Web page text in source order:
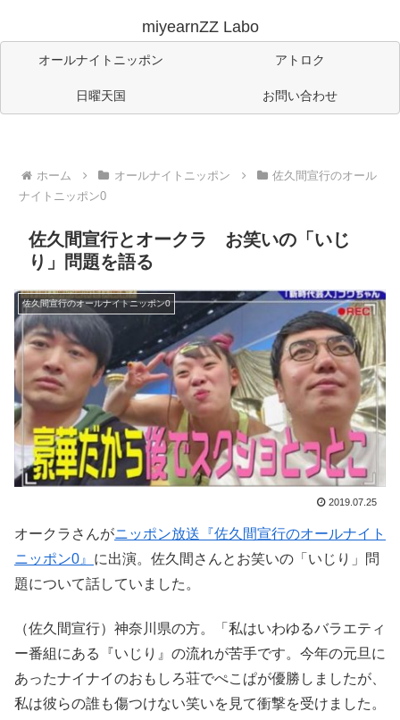
miyearnZZ Labo
オールナイトニッポン アトロク
日曜天国 お問い合わせ
ホーム オールナイトニッポン
佐久間宣行のオール
ナイトニッポン0
佐久間宣行とオークラ お笑いの「いじ
り」問題を語る
佐久間宣行のオールナイトニッポン0
2019.07.25
オークラさんがニッポン放送『佐久間宣行のオールナイト
ニッポン0』 に出演。佐久間さんとお笑いの「いじり」問
題について話していました。
（佐久間宣行）神奈川県の方。「私はいわゆるバラエティ
ー番組にある『いじり』の流れが苦手です。今年の元旦に
あったナイナイのおもしろ荘でぺこぱが優勝しましたが、
私は彼らの誰も傷つけない笑いを見て衝撃を受けました。